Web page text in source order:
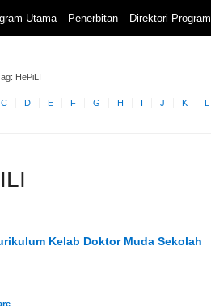
Utama Penerbitan Direktori Program
HePiLI
C D E F G H I J K L
Kelab Doktor Muda Sekolah